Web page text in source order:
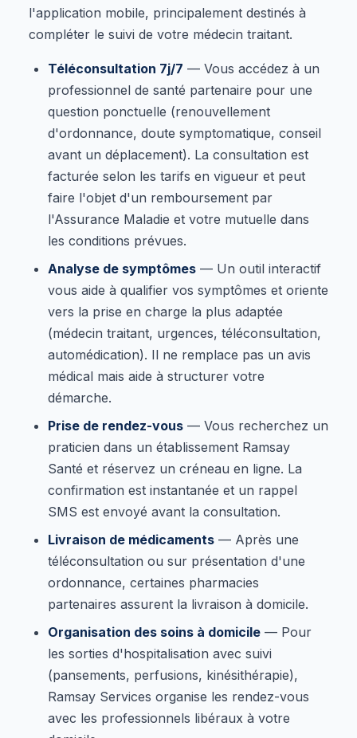
l'application mobile, principalement destinés à
compléter le suivi de votre médecin traitant.
Téléconsultation 7j/7 — Vous accédez à un
professionnel de santé partenaire pour une
question ponctuelle (renouvellement
d'ordonnance, doute symptomatique, conseil
avant un déplacement). La consultation est
facturée selon les tarifs en vigueur et peut
faire l'objet d'un remboursement par
l'Assurance Maladie et votre mutuelle dans
les conditions prévues.
Analyse de symptômes — Un outil interactif
vous aide à qualifier vos symptômes et oriente
vers la prise en charge la plus adaptée
(médecin traitant, urgences, téléconsultation,
automédication). Il ne remplace pas un avis
médical mais aide à structurer votre
démarche.
Prise de rendez-vous — Vous recherchez un
praticien dans un établissement Ramsay
Santé et réservez un créneau en ligne. La
confirmation est instantanée et un rappel
SMS est envoyé avant la consultation.
Livraison de médicaments — Après une
téléconsultation ou sur présentation d'une
ordonnance, certaines pharmacies
partenaires assurent la livraison à domicile.
Organisation des soins à domicile — Pour
les sorties d'hospitalisation avec suivi
(pansements, perfusions, kinésithérapie),
Ramsay Services organise les rendez-vous
avec les professionnels libéraux à votre